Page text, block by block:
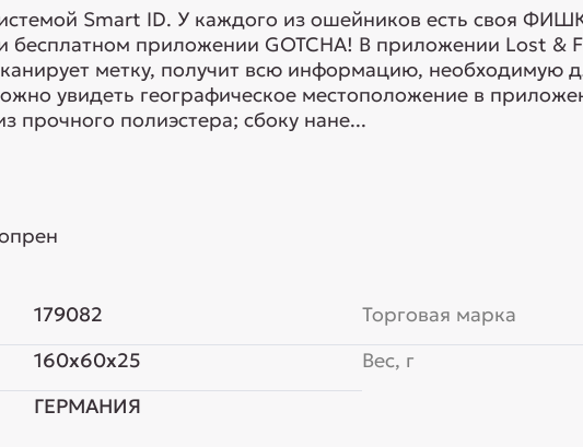
Smart ID. У каждого из ошейников есть своя
бесплатном приложении GOTCHA! В приложении Lost &
метку, получит всю информацию, необходимую
увидеть географическое местоположение в
прочного полиэстера; сбоку нане...
179082
160x60x25
ГЕРМАНИЯ
Торговая марка
Вес, г